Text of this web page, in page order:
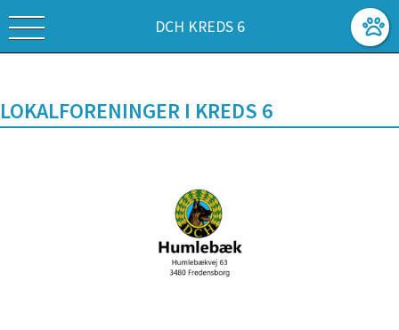
DCH KREDS 6
LOKALFORENINGER I KREDS 6